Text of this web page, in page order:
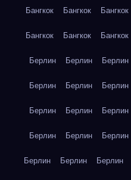
Бангкок Бангкок Бангкок
Бангкок Бангкок Бангкок
Берлин Берлин Берлин
Берлин Берлин Берлин
Берлин Берлин Берлин
Берлин Берлин Берлин
Берлин Берлин Берлин